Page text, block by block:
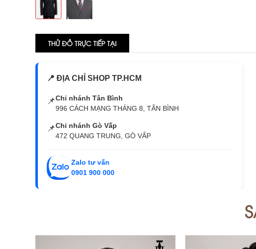
THỬ ĐỒ TRỰC TIẾP TẠI
📍 ĐỊA CHỈ SHOP TP.HCM
📌Chi nhánh Tân Bình
996 CÁCH MẠNG THÁNG 8, TÂN BÌNH
📌Chi nhánh Gò Vấp
472 QUANG TRUNG, GÒ VẤP
Zalo tư vấn
0901 900 000